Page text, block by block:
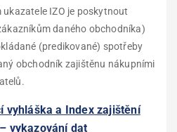
ukazatele IZO je poskytnout
daného obchodníka)
(predikované) spotřeby
obchodník zajištěnu nákupními
vyhláška a Index zajištění
vykazování dat